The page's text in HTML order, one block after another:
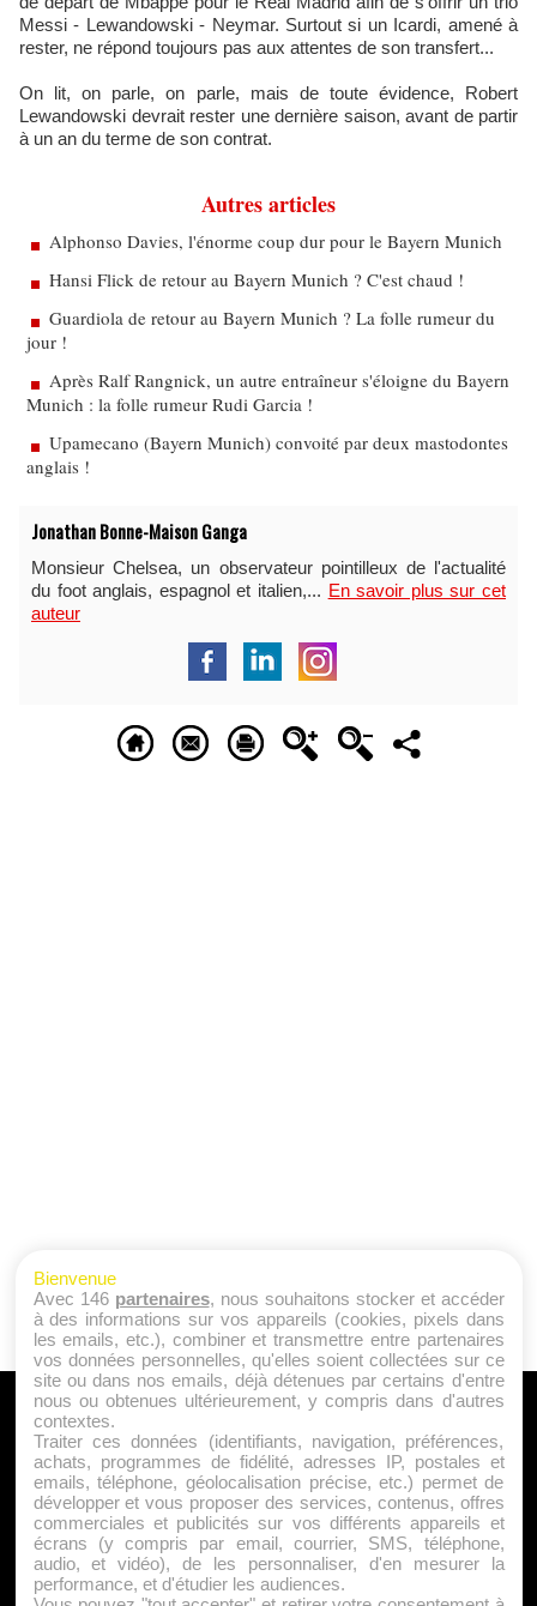
Messi - Lewandowski - Neymar. Surtout si un Icardi, amené à
rester, ne répond toujours pas aux attentes de son transfert...
On lit, on parle, on parle, mais de toute évidence, Robert
Lewandowski devrait rester une dernière saison, avant de partir
à un an du terme de son contrat.
Autres articles
Alphonso Davies, l'énorme coup dur pour le Bayern Munich
Hansi Flick de retour au Bayern Munich ? C'est chaud !
Guardiola de retour au Bayern Munich ? La folle rumeur du
jour !
Après Ralf Rangnick, un autre entraîneur s'éloigne du Bayern
Munich : la folle rumeur Rudi Garcia !
Upamecano (Bayern Munich) convoité par deux mastodontes
anglais !
Jonathan Bonne-Maison Ganga
Monsieur Chelsea, un observateur pointilleux de l'actualité
du foot anglais, espagnol et italien,... En savoir plus sur cet
auteur
A PROPOS
Qui sommes nous ?
Mentions Légales
Publicité
Politique de Cookies
Contact
Bienvenue
Avec 146 partenaires, nous souhaitons stocker et accéder
à des informations sur vos appareils (cookies, pixels dans
les emails, etc.), combiner et transmettre entre partenaires
vos données personnelles, qu'elles soient collectées sur ce
site ou dans nos emails, déjà détenues par certains d'entre
nous ou obtenues ultérieurement, y compris dans d'autres
contextes.
Traiter ces données (identifiants, navigation, préférences,
achats, programmes de fidélité, adresses IP, postales et
emails, téléphone, géolocalisation précise, etc.) permet de
développer et vous proposer des services, contenus, offres
commerciales et publicités sur vos différents appareils et
écrans (y compris par email, courrier, SMS, téléphone,
audio, et vidéo), de les personnaliser, d'en mesurer la
performance, et d'étudier les audiences.